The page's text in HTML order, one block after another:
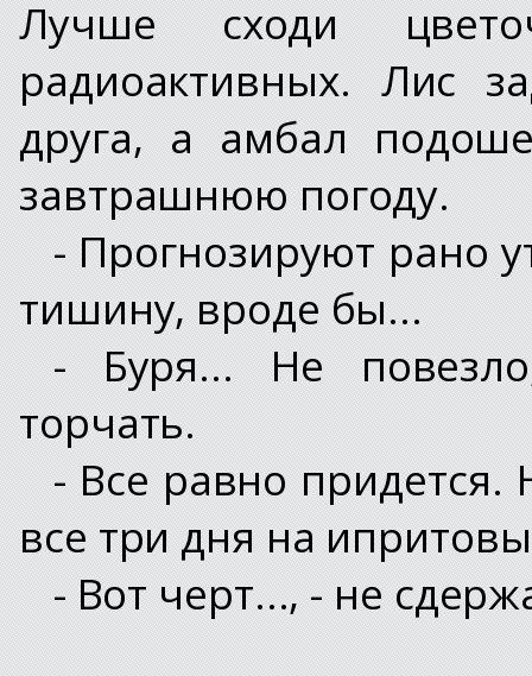
Лучше сходи
радиоактивных. Лис
друга, а амбал
завтрашнюю погоду.
- Прогнозируют рано
тишину, вроде бы...
- Буря... Не
торчать.
- Все равно придется.
все три дня на
- Вот черт..., - не